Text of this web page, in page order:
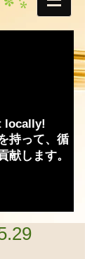
locally!
持って、循
献します。